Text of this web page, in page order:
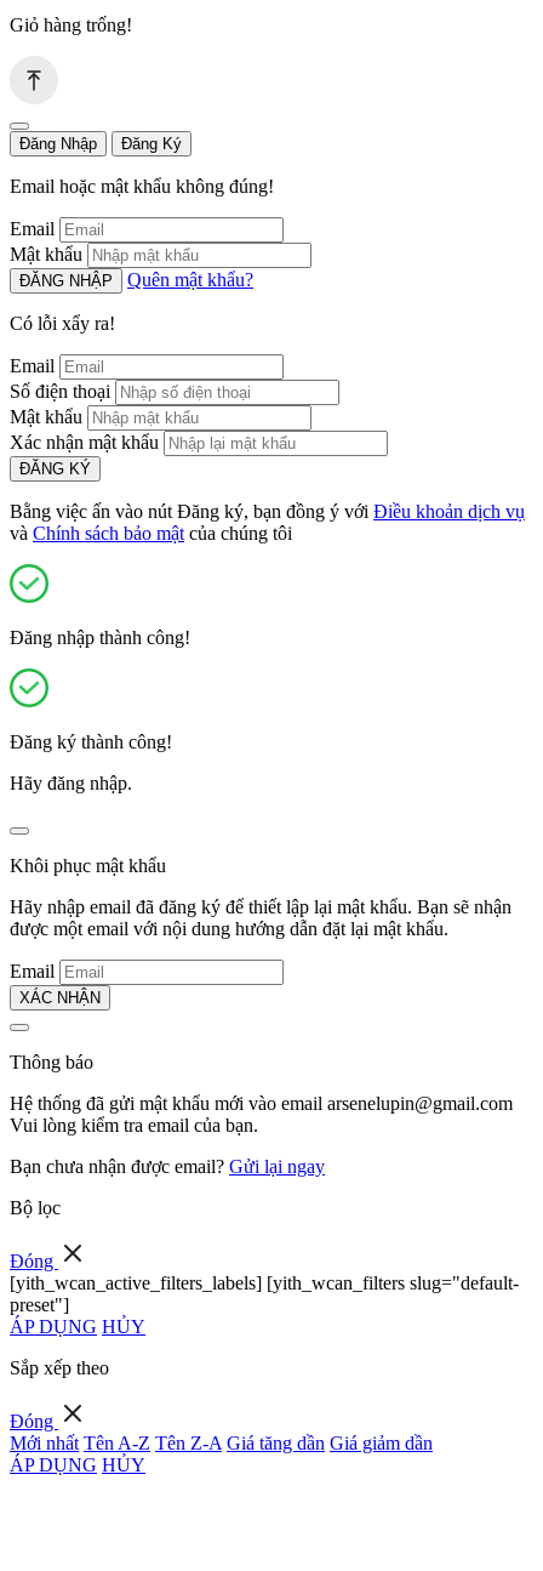
Giỏ hàng trống!
Đăng Nhập Đăng Ký
Email hoặc mật khẩu không đúng!
Email
Mật khẩu
ĐĂNG NHẬP Quên mật khẩu?
Có lỗi xẩy ra!
Email
Số điện thoại
Mật khẩu
Xác nhận mật khẩu
ĐĂNG KÝ
Bằng việc ấn vào nút Đăng ký, bạn đồng ý với Điều khoản dịch vụ
và Chính sách bảo mật của chúng tôi
Đăng nhập thành công!
Đăng ký thành công!
Hãy đăng nhập.
Khôi phục mật khẩu
Hãy nhập email đã đăng ký để thiết lập lại mật khẩu. Bạn sẽ nhận
được một email với nội dung hướng dẫn đặt lại mật khẩu.
Email
XÁC NHẬN
Thông báo
Hệ thống đã gửi mật khẩu mới vào email arsenelupin@gmail.com
Vui lòng kiểm tra email của bạn.
Bạn chưa nhận được email? Gửi lại ngay
Bộ lọc
Đóng
[yith_wcan_active_filters_labels] [yith_wcan_filters slug="default-
preset"]
ÁP DỤNG HỦY
Sắp xếp theo
Đóng
Mới nhất Tên A-Z Tên Z-A Giá tăng dần Giá giảm dần
ÁP DỤNG HỦY